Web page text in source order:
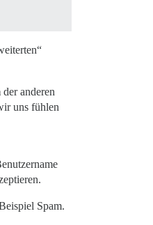
anderen
uns fühlen
Spam.